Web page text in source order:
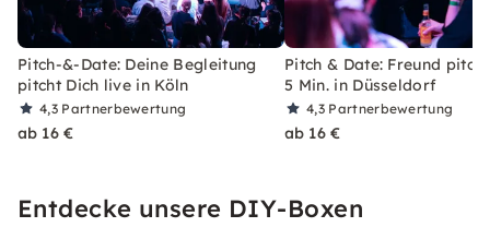
Pitch-&-Date: Deine Begleitung
pitcht Dich live in Köln
4,3 Partnerbewertung
ab 16 €
Pitch & Date: Freund
5 Min. in Düsseldorf
4,3 Partnerbewertung
ab 16 €
Entdecke unsere DIY-Boxen